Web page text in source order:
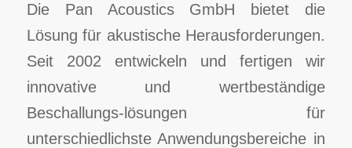
Die Pan Acoustics GmbH bietet die
Lösung für akustische Herausforderungen.
Seit 2002 entwickeln und fertigen wir
innovative und wertbeständige
Beschallungs-lösungen für
unterschiedlichste Anwendungsbereiche in